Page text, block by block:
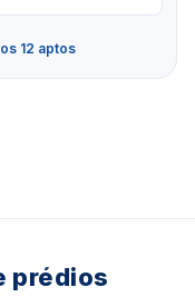
12 aptos
prédios